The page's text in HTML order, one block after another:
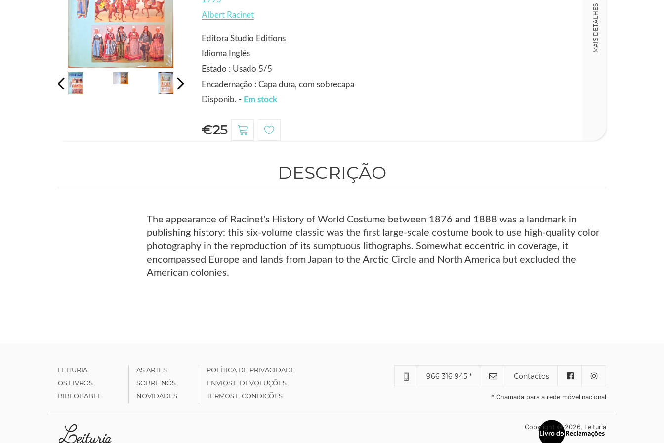
Albert Racinet
Editora Studio Editions
Idioma Inglês
Estado : Usado 5/5
Encadernação : Capa dura, com sobrecapa
Disponib. - Em stock
€25
MAIS DETALHES
DESCRIÇÃO
The appearance of Racinet's History of World Costume between 1876 and 1888 was a landmark in
publishing history: this six-volume classic was the first large-scale costume book to use high-quality color
photography in the reproduction of its sumptuous lithographs. Somewhat eccentric in coverage, it
encompassed Europe and lands from Japan to the Arctic Circle and North America but excluded the
American colonies.
LEITURIA
OS LIVROS
BIBLOBABEL
AS ARTES
SOBRE NÓS
NOVIDADES
POLÍTICA DE PRIVACIDADE
ENVIOS E DEVOLUÇÕES
TERMOS E CONDIÇÕES
966 316 945 * Contactos
* Chamada para a rede móvel nacional
Copyright © 2026, Leituria